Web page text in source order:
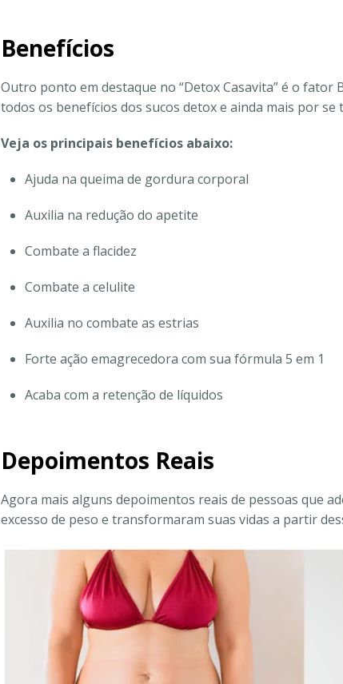
Benefícios
Outro ponto em destaque no “Detox Casavita” é o fator
todos os benefícios dos sucos detox e ainda mais por
Veja os principais benefícios abaixo:
Ajuda na queima de gordura corporal
Auxilia na redução do apetite
Combate a flacidez
Combate a celulite
Auxilia no combate as estrias
Forte ação emagrecedora com sua fórmula 5 em 1
Acaba com a retenção de líquidos
Depoimentos Reais
Agora mais alguns depoimentos reais de pessoas que
excesso de peso e transformaram suas vidas a partir